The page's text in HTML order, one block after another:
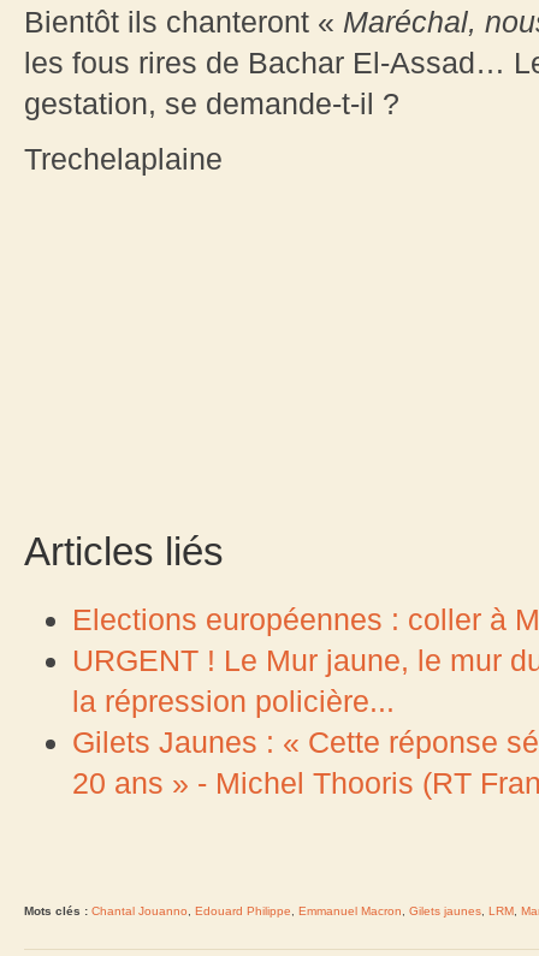
Bientôt ils chanteront « Maréchal,
les fous rires de Bachar El-Assad…
gestation, se demande-t-il ?
Trechelaplaine
Articles liés
Elections européennes : coller à
URGENT ! Le Mur jaune, le mur
la répression policière...
Gilets Jaunes : « Cette réponse
20 ans » - Michel Thooris (RT
Mots clés : Chantal Jouanno Edouard Philippe Emmanuel Macron Gilets jaunes LRM